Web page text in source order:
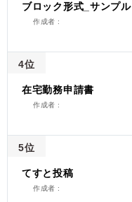
ブロック形式_サンプル
作成者 :
4位
在宅勤務申請書
作成者 :
5位
てすと投稿
作成者 :